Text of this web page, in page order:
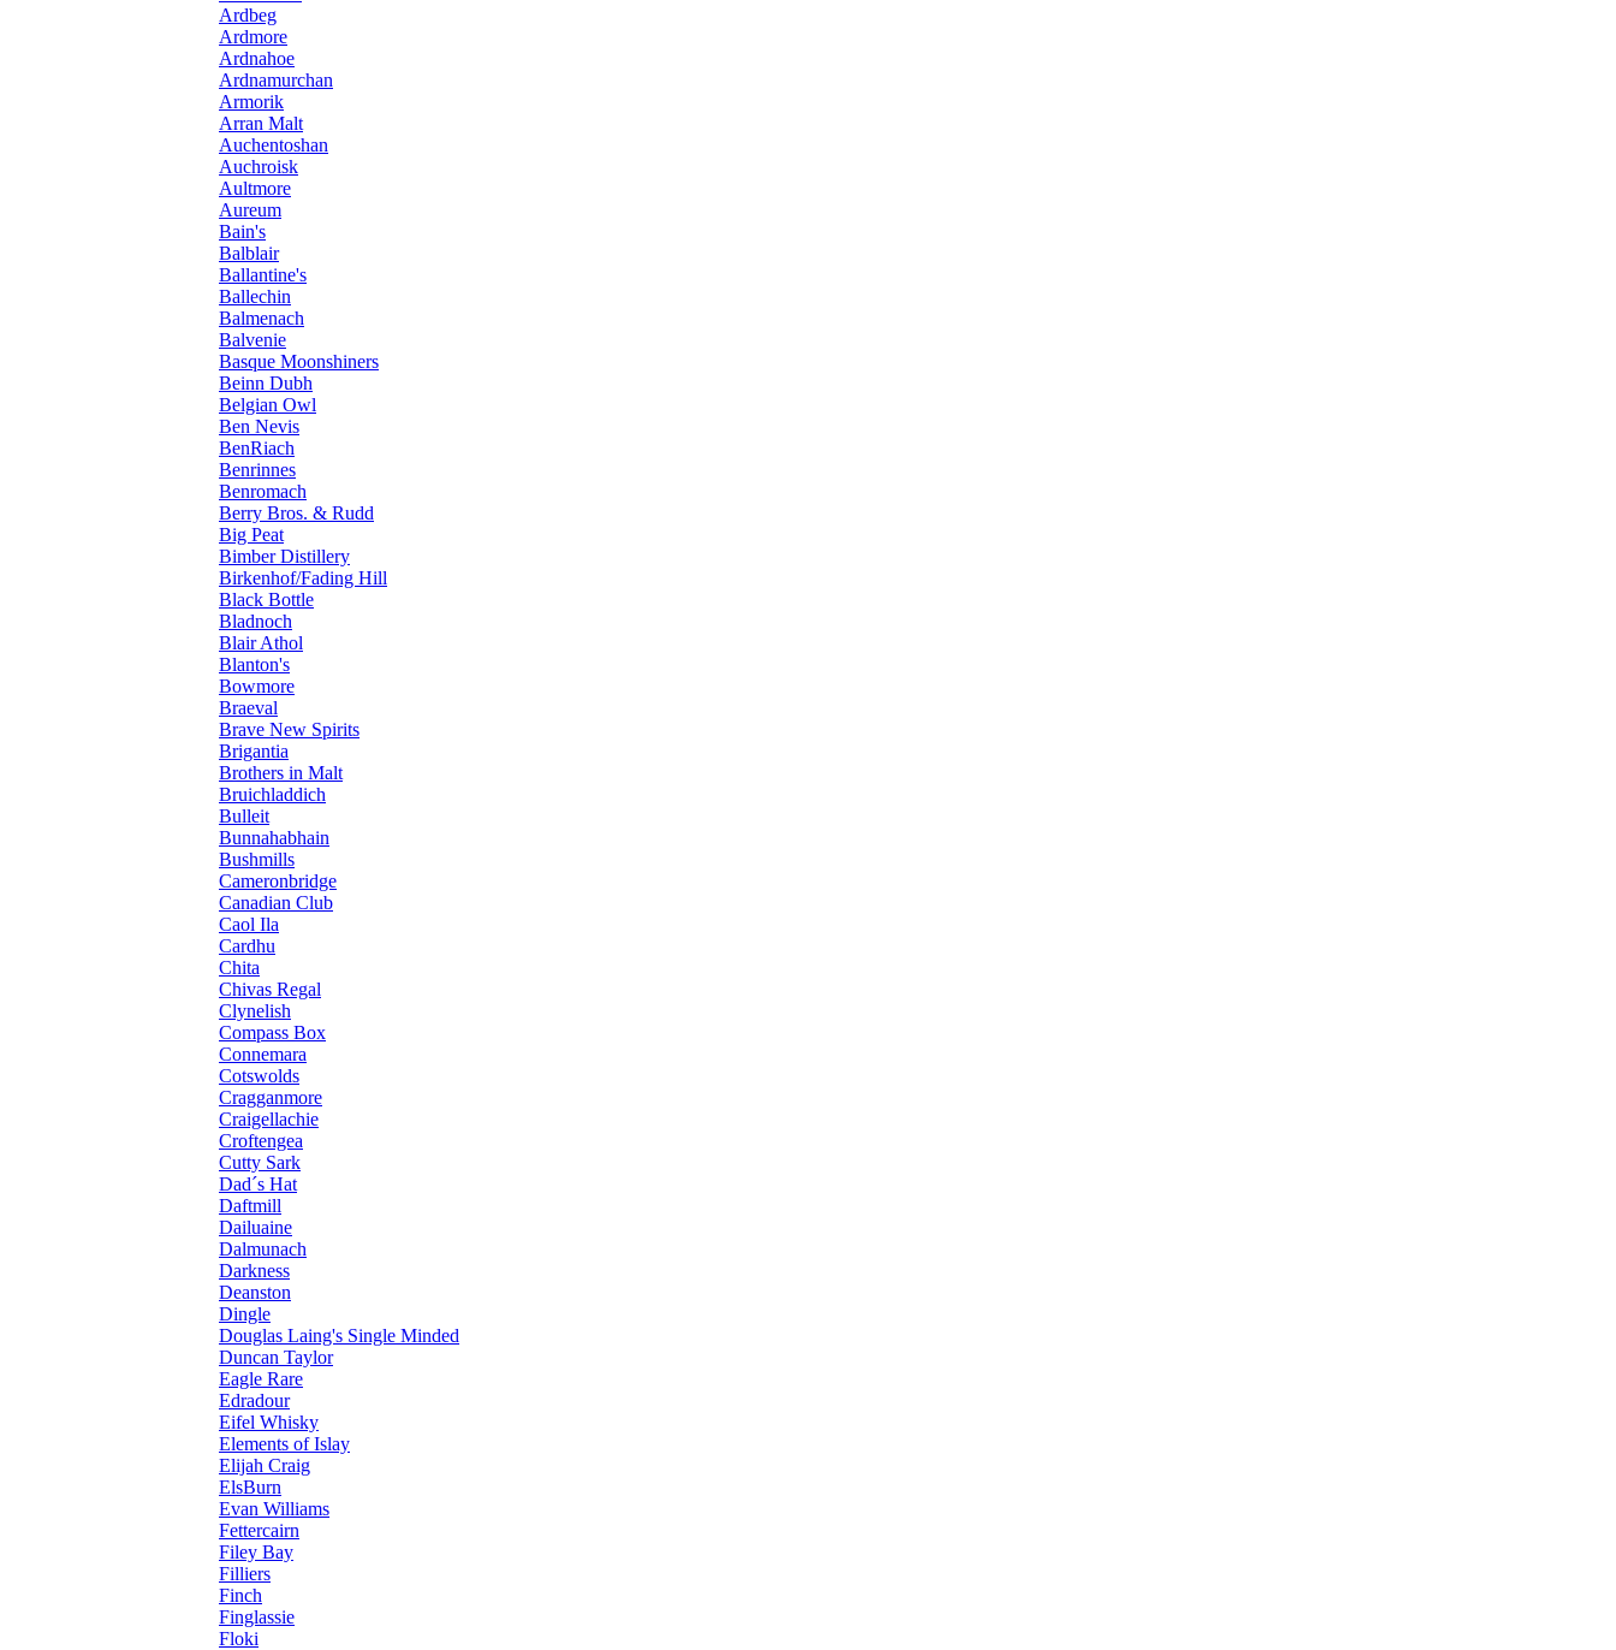
Ardbeg
Ardmore
Ardnahoe
Ardnamurchan
Armorik
Arran Malt
Auchentoshan
Auchroisk
Aultmore
Aureum
Bain's
Balblair
Ballantine's
Ballechin
Balmenach
Balvenie
Basque Moonshiners
Beinn Dubh
Belgian Owl
Ben Nevis
BenRiach
Benrinnes
Benromach
Berry Bros. & Rudd
Big Peat
Bimber Distillery
Birkenhof/Fading Hill
Black Bottle
Bladnoch
Blair Athol
Blanton's
Bowmore
Braeval
Brave New Spirits
Brigantia
Brothers in Malt
Bruichladdich
Bulleit
Bunnahabhain
Bushmills
Cameronbridge
Canadian Club
Caol Ila
Cardhu
Chita
Chivas Regal
Clynelish
Compass Box
Connemara
Cotswolds
Cragganmore
Craigellachie
Croftengea
Cutty Sark
Dad´s Hat
Daftmill
Dailuaine
Dalmunach
Darkness
Deanston
Dingle
Douglas Laing's Single Minded
Duncan Taylor
Eagle Rare
Edradour
Eifel Whisky
Elements of Islay
Elijah Craig
ElsBurn
Evan Williams
Fettercairn
Filey Bay
Filliers
Finch
Finglassie
Floki